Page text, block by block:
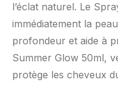
l’éclat naturel. Le
immédiatement la
profondeur et aide à
Summer Glow 50ml,
protège les cheveux